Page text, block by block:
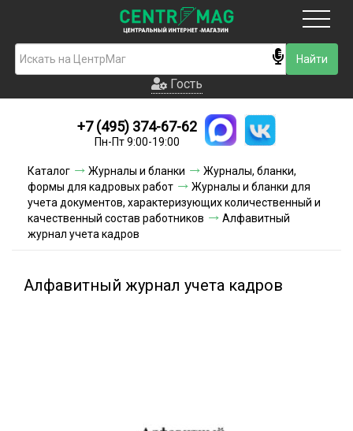
Гость
Новинки
Условия доставки
Условия оплаты
Гость
+7 (495) 374-67-62
Пн-Пт 9:00-19:00
Каталог Журналы и бланки
Журналы, бланки,
формы для кадровых работ
Журналы и бланки для
учета документов, характеризующих количественный и
качественный состав работников
Алфавитный
журнал учета кадров
Алфавитный журнал учета кадров